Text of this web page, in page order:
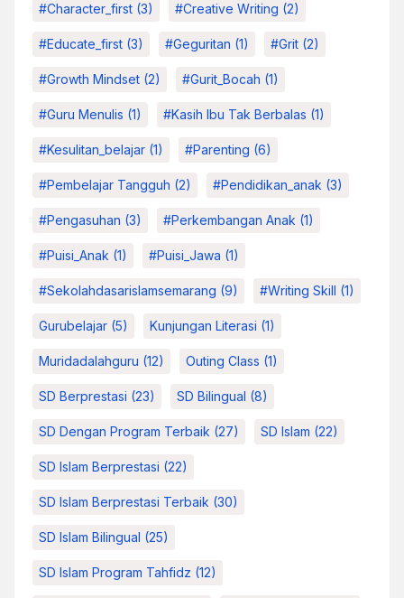
#character_first (3) #Creative Writing (2)
#educate_first (3) #Geguritan (1) #grit (2)
#growth Mindset (2) #Gurit_Bocah (1)
#Guru Menulis (1) #kasih Ibu Tak Berbalas (1)
#kesulitan_belajar (1) #parenting (6)
#pembelajar Tangguh (2) #pendidikan_anak (3)
#pengasuhan (3) #Perkembangan Anak (1)
#Puisi_Anak (1) #Puisi_Jawa (1)
#sekolahdasarislamsemarang (9) #Writing Skill (1)
Gurubelajar (5) Kunjungan Literasi (1)
Muridadalahguru (12) Outing Class (1)
SD Berprestasi (23) SD Bilingual (8)
SD Dengan Program Terbaik (27) SD Islam (22)
SD Islam Berprestasi (22)
SD Islam Berprestasi Terbaik (30)
SD Islam Bilingual (25)
SD Islam Program Tahfidz (12)